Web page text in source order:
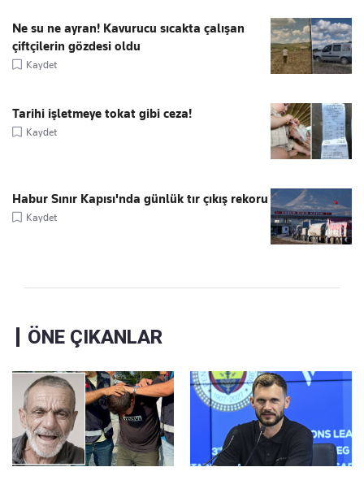
Ne su ne ayran! Kavurucu sıcakta çalışan
çiftçilerin gözdesi oldu
Kaydet
Tarihi işletmeye tokat gibi ceza!
Kaydet
Habur Sınır Kapısı'nda günlük tır çıkış rekoru
Kaydet
ÖNE ÇIKANLAR